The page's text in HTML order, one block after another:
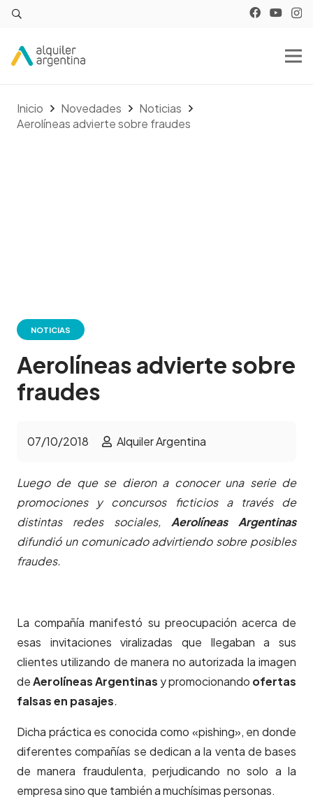
Inicio Novedades
Noticias
Aerolíneas advierte sobre fraudes
NOTICIAS
Aerolíneas advierte sobre
fraudes
07/10/2018 Alquiler Argentina
Luego de que se dieron a conocer una serie de
promociones y concursos ficticios a través de
distintas redes sociales, Aerolíneas Argentinas
difundió un comunicado advirtiendo sobre posibles
fraudes.
La compañía manifestó su preocupación acerca de
esas invitaciones viralizadas que llegaban a sus
clientes utilizando de manera no autorizada la imagen
deAerolíneas Argentinas y promocionando ofertas
falsas en pasajes.
Dicha práctica es conocida como «pishing», en donde
diferentes compañías se dedican a la venta de bases
de manera fraudulenta, perjudicando no solo a la
empresa sino que también a muchísimas personas.